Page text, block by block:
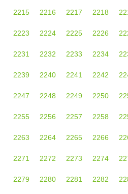
2215 2216 2217 2218
2223 2224 2225 2226
2231 2232 2233 2234
2239 2240 2241 2242
2247 2248 2249 2250
2255 2256 2257 2258
2263 2264 2265 2266
2271 2272 2273 2274
2279 2280 2281 2282